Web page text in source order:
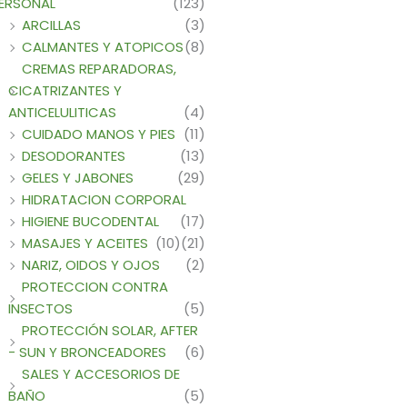
ARCILLAS
(3)
CALMANTES Y ATOPICOS(8)
CREMAS REPARADORAS,
CICATRIZANTES Y
ANTICELULITICAS
(4)
CUIDADO MANOS Y PIES (11)
DESODORANTES
(13)
GELES Y JABONES
(29)
HIDRATACION CORPORAL
(17)
HIGIENE BUCODENTAL
(21)
MASAJES Y ACEITES (10)
NARIZ, OIDOS Y OJOS
(2)
PROTECCION CONTRA
INSECTOS
(5)
PROTECCIÓN SOLAR, AFTER
- SUN Y BRONCEADORES
(6)
SALES Y ACCESORIOS DE
BAÑO
(5)